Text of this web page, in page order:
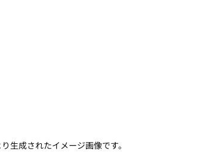
生成されたイメージ画像です。